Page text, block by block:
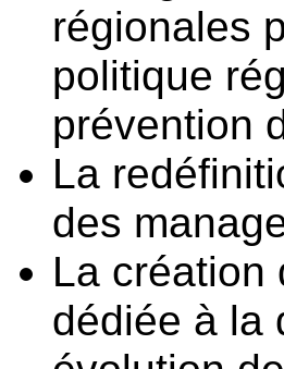
régionales
politique
prévention
La
des
La création
dédiée à la